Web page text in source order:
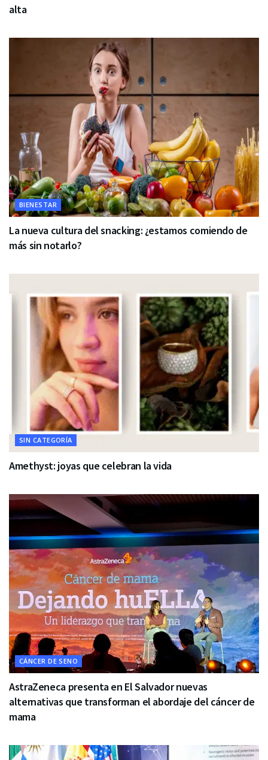
alta
BIENESTAR
La nueva cultura del snacking: ¿estamos comiendo de
más sin notarlo?
SIN CATEGORÍA
Amethyst: joyas que celebran la vida
CÁNCER DE SENO
AstraZeneca presenta en El Salvador nuevas
alternativas que transforman el abordaje del cáncer de
mama